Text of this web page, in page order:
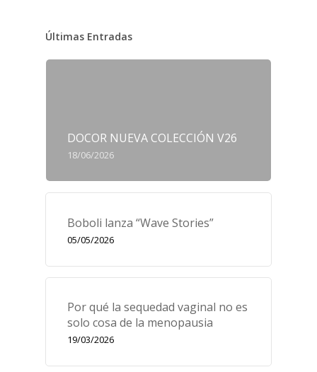
Últimas Entradas
DOCOR NUEVA COLECCIÓN V26
18/06/2026
Boboli lanza “Wave Stories”
05/05/2026
Por qué la sequedad vaginal no es
solo cosa de la menopausia
19/03/2026